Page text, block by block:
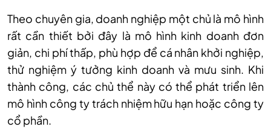
Theo chuyên gia, doanh nghiệp một chủ là mô hình
rất cần thiết bởi đây là mô hình kinh doanh đơn
giản, chi phí thấp, phù hợp để cá nhân khởi nghiệp,
thử nghiệm ý tưởng kinh doanh và mưu sinh. Khi
thành công, các chủ thể này có thể phát triển lên
mô hình công ty trách nhiệm hữu hạn hoặc công ty
cổ phần.